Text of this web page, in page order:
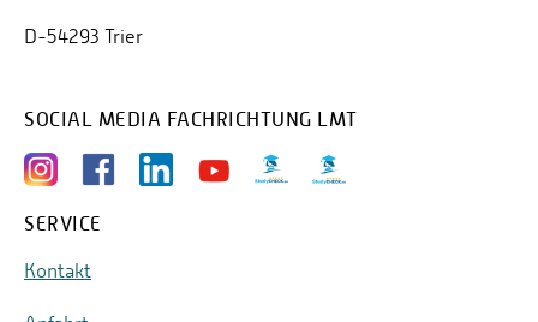
D-54293 Trier
SOCIAL MEDIA FACHRICHTUNG LMT
SERVICE
Kontakt